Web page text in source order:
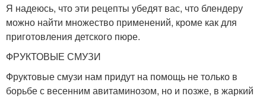
Я надеюсь, что эти рецепты убедят вас, что блендеру
можно найти множество применений, кроме как для
приготовления детского пюре.
ФРУКТОВЫЕ СМУЗИ
Фруктовые смузи нам придут на помощь не только в
борьбе с весенним авитаминозом, но и позже, в жаркий